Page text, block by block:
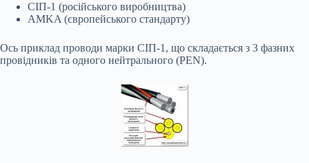
СІП-1 (російського виробництва)
AMKA (європейського стандарту)
Ось приклад проводи марки СІП-1, що складається з 3 фазних
провідників та одного нейтрального (PEN).